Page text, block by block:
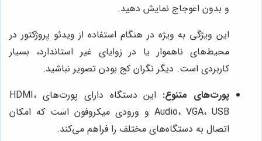
و بدون اعوجاج نمایش دهید.
این ویژگی به ویژه در هنگام استفاده از ویدئو پروژکتور در
محیط‌های ناهموار یا در زوایای غیر استاندارد، بسیار
کاربردی است. دیگر نگران کج بودن تصویر نباشید.
پورت‌های متنوع:
این دستگاه دارای پورت‌های HDMI،
Audio، VGA، USB و ورودی میکروفون است که امکان
اتصال به دستگاه‌های مختلف را فراهم می‌کند.